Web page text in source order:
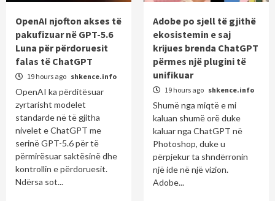
OpenAI njofton akses të
pakufizuar në GPT-5.6
Luna për përdoruesit
falas të ChatGPT
19 hours ago shkence.info
OpenAI ka përditësuar
zyrtarisht modelet
standarde në të gjitha
nivelet e ChatGPT me
serinë GPT-5.6 për të
përmirësuar saktësinë dhe
kontrollin e përdoruesit.
Ndërsa sot...
Adobe po sjell të gjithë
ekosistemin e saj
krijues brenda ChatGPT
përmes një plugini të
unifikuar
19 hours ago shkence.info
Shumë nga miqtë e mi
kaluan shumë orë duke
kaluar nga ChatGPT në
Photoshop, duke u
përpjekur ta shndërronin
një ide në një vizion.
Adobe...